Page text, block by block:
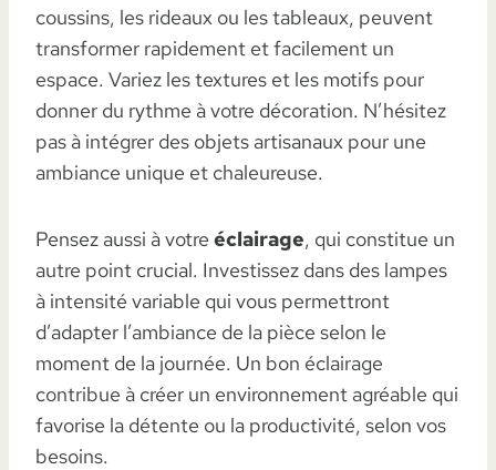
coussins, les rideaux ou les tableaux, peuvent
transformer rapidement et facilement un
espace. Variez les textures et les motifs pour
donner du rythme à votre décoration. N’hésitez
pas à intégrer des objets artisanaux pour une
ambiance unique et chaleureuse.
Pensez aussi à votre éclairage, qui constitue un
autre point crucial. Investissez dans des lampes
à intensité variable qui vous permettront
d’adapter l’ambiance de la pièce selon le
moment de la journée. Un bon éclairage
contribue à créer un environnement agréable qui
favorise la détente ou la productivité, selon vos
besoins.